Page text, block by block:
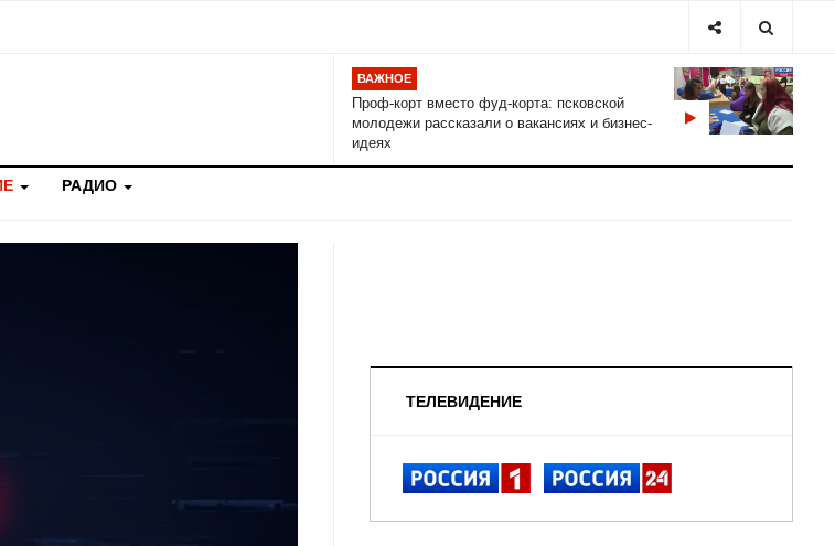
ВАЖНОЕ
Проф-корт вместо фуд-корта: псковской
молодежи рассказали о вакансиях и бизнес-
идеях
РАДИО
ТЕЛЕВИДЕНИЕ